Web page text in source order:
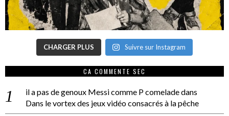
CHARGER PLUS Suivre sur Instagram
CA COMMENTE SEC
il a pas de genoux Messi comme P comeladedans
Dans le vortex des jeux vidéo consacrés à la pêche